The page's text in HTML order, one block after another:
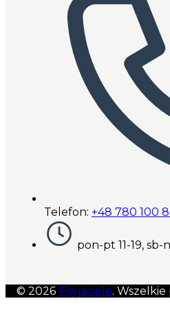
Telefon: +48 780 100
pon-pt 11-19,
© 2026 Psyjaciele.